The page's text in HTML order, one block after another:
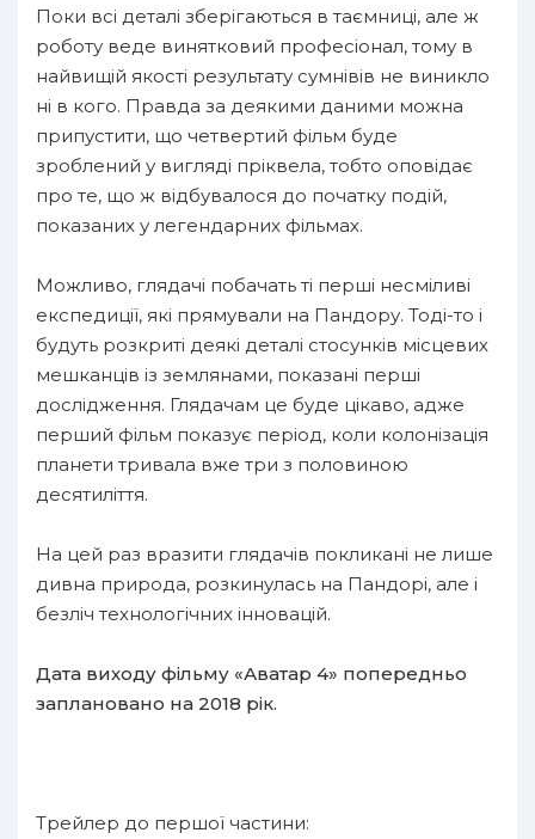
Поки всі деталі зберігаються в таємниці, але ж
роботу веде винятковий професіонал, тому в
найвищій якості результату сумнівів не виникло
ні в кого. Правда за деякими даними можна
припустити, що четвертий фільм буде
зроблений у вигляді пріквела, тобто оповідає
про те, що ж відбувалося до початку подій,
показаних у легендарних фільмах.
Можливо, глядачі побачать ті перші несміливі
експедиції, які прямували на Пандору. Тоді-то і
будуть розкриті деякі деталі стосунків місцевих
мешканців із землянами, показані перші
дослідження. Глядачам це буде цікаво, адже
перший фільм показує період, коли колонізація
планети тривала вже три з половиною
десятиліття.
На цей раз вразити глядачів покликані не лише
дивна природа, розкинулась на Пандорі, але і
безліч технологічних інновацій.
Дата виходу фільму «Аватар 4» попередньо
заплановано на 2018 рік.
Трейлер до першої частини: